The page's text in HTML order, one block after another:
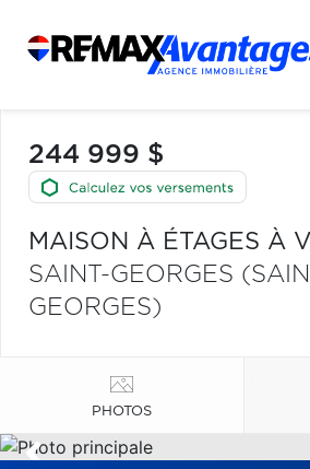
244 999 $
MAISON À ÉTAGES À
SAINT-GEORGES
GEORGES)
PHOTOS